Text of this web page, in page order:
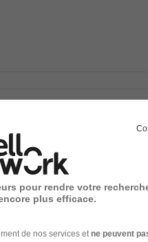
pour rendre votre
plus efficace.
de nos services et ne peuvent